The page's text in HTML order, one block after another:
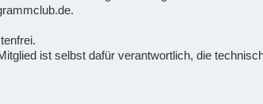
ist selbst dafür verantwortlich, die